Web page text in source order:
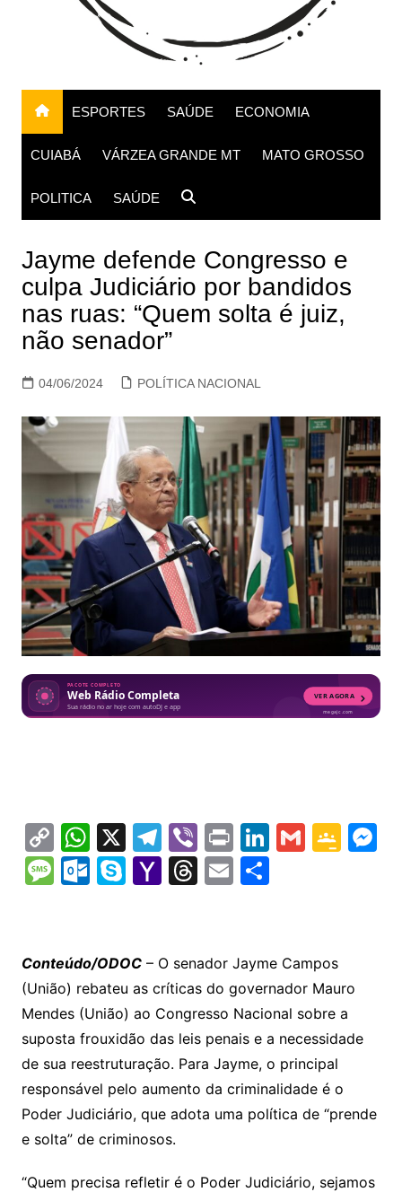
ESPORTES SAÚDE ECONOMIA
CUIABÁ VÁRZEA GRANDE MT MATO GROSSO
POLITICA SAÚDE
Jayme defende Congresso e
culpa Judiciário por bandidos
nas ruas: “Quem solta é juiz,
não senador”
04/06/2024 POLÍTICA NACIONAL
C
o
p
Li
n
k
W
h
at
A
p
p
X T
el
e
a
m
Vi
b
er
Pr
in
t
Li
n
k
dI
n
G G
Cl
a
s
o
o
M
M
s
a
g
e
O
o
k.
c
o
m
S
p
e
Y
o
o
M
ai
l
T
a
d
s
E
l
S
e
Conteúdo/ODOC– O senador Jayme Campos
(União) rebateu as críticas do governador Mauro
Mendes (União) ao Congresso Nacional sobre a
suposta frouxidão das leis penais e a necessidade
de sua reestruturação. Para Jayme, o principal
responsável pelo aumento da criminalidade é o
Poder Judiciário, que adota uma política de “prende
e solta” de criminosos.
“Quem precisa refletir é o Poder Judiciário, sejamos